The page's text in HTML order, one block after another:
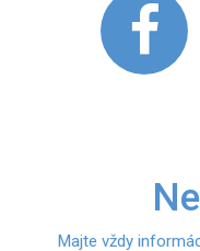
Majte vždy